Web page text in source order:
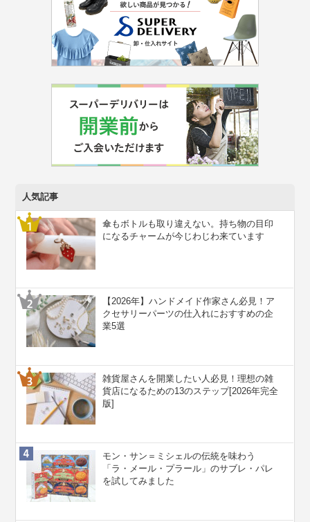
人気記事
傘もボトルも取り違えない。持ち物の目印
になるチャームが今じわじわ来ています
【2026年】ハンドメイド作家さん必見！ア
クセサリーパーツの仕入れにおすすめの企
業5選
雑貨屋さんを開業したい人必見！理想の雑
貨店になるための13のステップ[2026年完全
版]
モン・サン＝ミシェルの伝統を味わう
「ラ・メール・プラール」のサブレ・パレ
を試してみました